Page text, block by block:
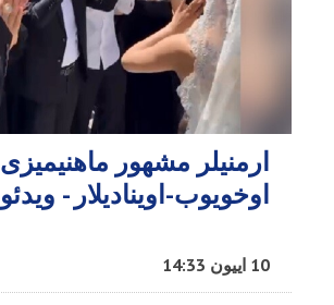
ارمنیلر مشهور ماهنیمیزی
اوخویوب-اوینادیلار - ویدئو
10 اییون 14:33